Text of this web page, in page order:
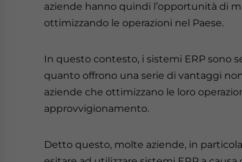
aziende hanno quindi l’opportunità di
ottimizzando le operazioni nel Paese.
In questo contesto, i sistemi ERP sono
quanto offrono una serie di vantaggi
aziende che ottimizzano le loro
approvvigionamento.
Detto questo, molte aziende, in